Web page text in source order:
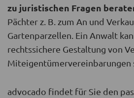
zu juristischen Fragen
Pächter z. B. zum An und
Gartenparzellen. Ein Anwalt
rechtssichere Gestaltung von
Miteigentümervereinbarungen
advocado findet für Sie den